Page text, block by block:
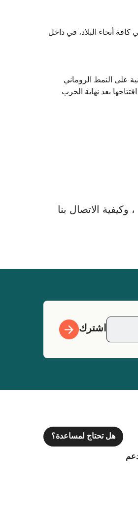
كافة أنحاء البلاد، في داخل
على النمط الروماني
بعد نهاية الحرب
الاتصال بنا
اشترك
هل تحتاج لمساعدة؟